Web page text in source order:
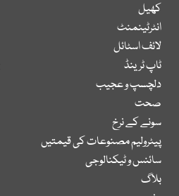
کھیل
انٹرٹینمنٹ
لائف اسٹائل
ٹاپ ٹرینڈ
دلچسپ و عجیب
صحت
سونے کے نرخ
پیٹرولیم مصنوعات کی قیمتیں
سائنس و ٹیکنالوجی
بلاگ